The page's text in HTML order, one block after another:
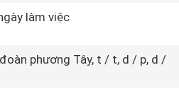
làm việc
phương Tây, t / t, d / p, d /